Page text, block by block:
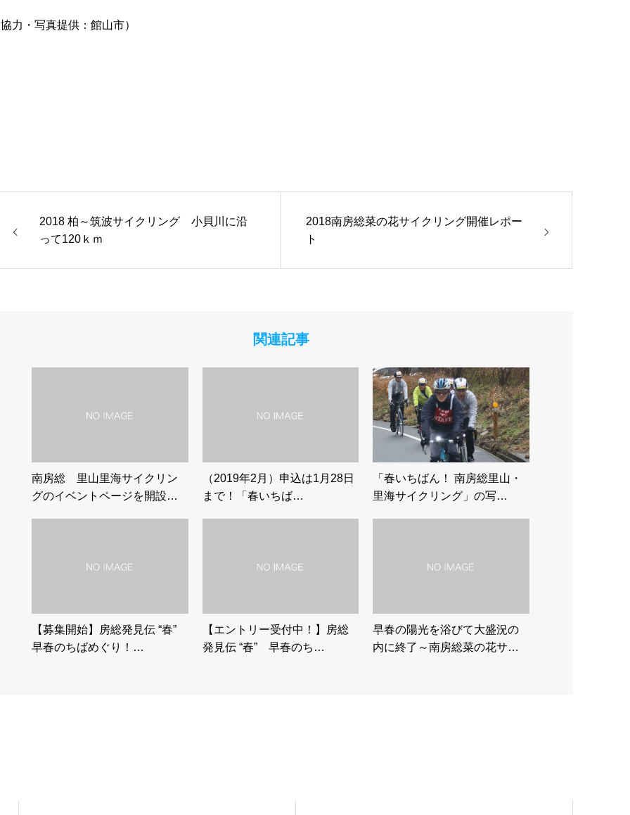
力・写真提供：館山市）
2018 柏～筑波サイクリング 小貝川に沿
って120ｋｍ
2018南房総菜の花サイクリング開催レポー
ト
関連記事
南房総 里山里海サイクリン
グのイベントページを開設…
（2019年2月）申込は1月28日
まで！「春いちば…
「春いちばん！ 南房総里山・
里海サイクリング」の写…
【募集開始】房総発見伝 “春”
早春のちばめぐり！…
【エントリー受付中！】房総
発見伝 “春” 早春のち…
早春の陽光を浴びて大盛況の
内に終了～南房総菜の花サ…